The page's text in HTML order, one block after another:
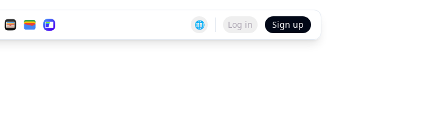
🌐 Log in Sign up